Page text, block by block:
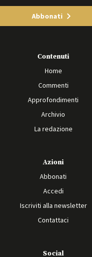
Abbonati
Contenuti
Home
Commenti
Approfondimenti
Archivio
La redazione
Azioni
Abbonati
Accedi
Iscriviti alla newsletter
Contattaci
Social